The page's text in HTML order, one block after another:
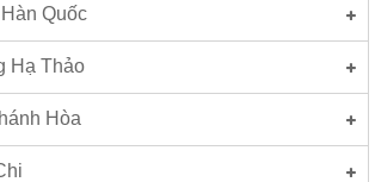
Quốc
Hạ Thảo
Hòa